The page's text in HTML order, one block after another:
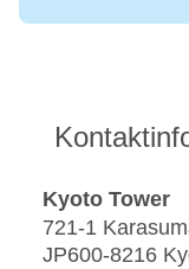
Kyoto Tower
721-1
JP600-8216